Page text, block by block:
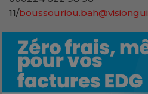
11/